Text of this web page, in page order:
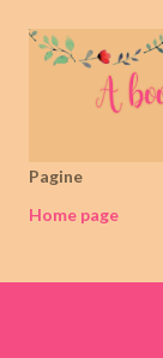
Pagine
Home page